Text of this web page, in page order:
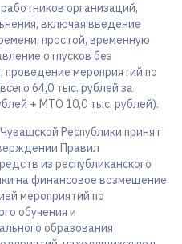
организаций,
включая введение
простой, временную
отпусков без
проведение мероприятий по
64,0 тыс. рублей за
+ МТО 10,0 тыс. рублей).
Республики принят
Правил
из республиканского
на финансовое возмещение
мероприятий по
обучения и
образования